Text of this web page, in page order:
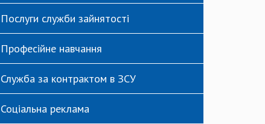
Послуги служби зайнятості
Професійне навчання
Служба за контрактом в ЗСУ
Соціальна реклама